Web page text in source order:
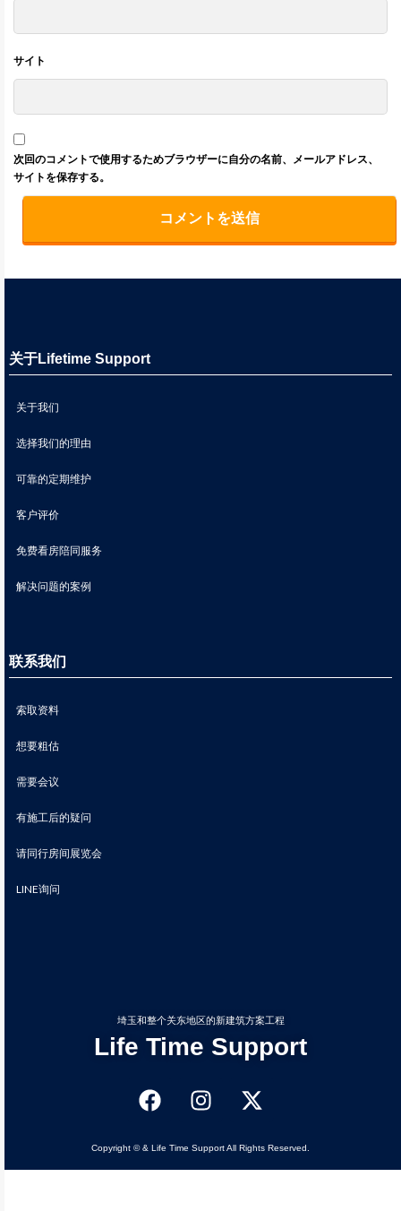
サイト
次回のコメントで使用するためブラウザーに自分の名前、メールアドレス、
サイトを保存する。
关于Lifetime Support
关于我们
选择我们的理由
可靠的定期维护
客户评价
免费看房陪同服务
解决问题的案例
联系我们
索取资料
想要粗估
需要会议
有施工后的疑问
请同行房间展览会
LINE询问
埼玉和整个关东地区的新建筑方案工程
Life Time Support
Copyright © & Life Time Support All Rights Reserved.